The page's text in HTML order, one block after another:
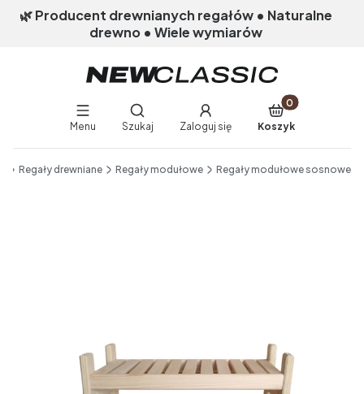
🌿 Producent drewnianych regałów • Naturalne
drewno • Wiele wymiarów
Menu
Otwórz wyszukiwarkę
Szukaj Zaloguj się
Produkty w
Koszyk
Regały drewniane Regały modułowe Regały modułowe sosnowe